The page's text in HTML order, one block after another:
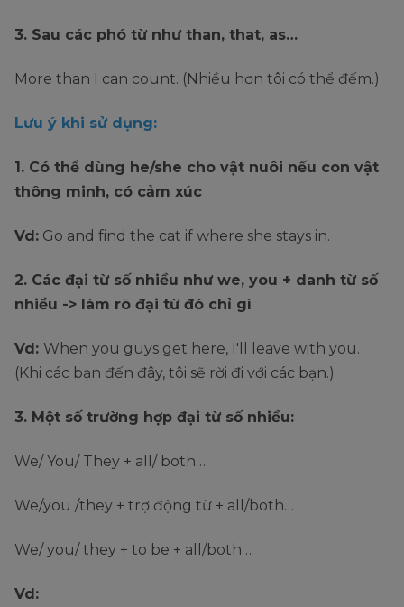
3. Sau các phó từ như than, that, as…
More than I can count. (Nhiều hơn tôi có thể đếm.)
Lưu ý khi sử dụng:
1. Có thể dùng he/she cho vật nuôi nếu con vật
thông minh, có cảm xúc
Vd: Go and find the cat if where she stays in.
2. Các đại từ số nhiều như we, you + danh từ số
nhiều -> làm rõ đại từ đó chỉ gì
Vd: When you guys get here, I'll leave with you.
(Khi các bạn đến đây, tôi sẽ rời đi với các bạn.)
3. Một số trường hợp đại từ số nhiều:
We/ You/ They + all/ both…
We/you /they + trợ động từ + all/both…
We/ you/ they + to be + all/both…
Vd: